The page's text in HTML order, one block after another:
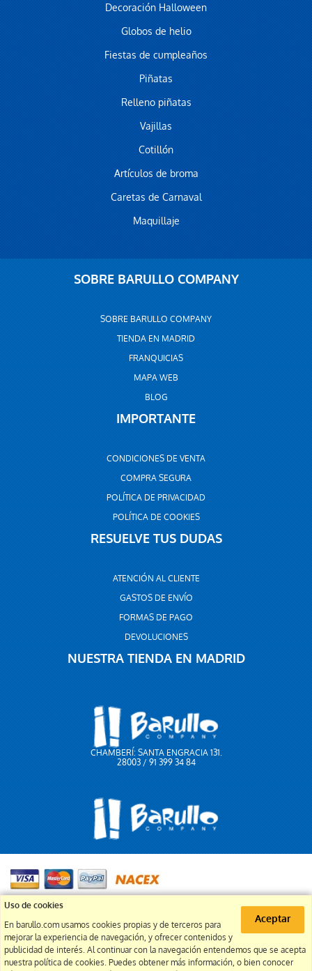
Decoración Halloween
Globos de helio
Fiestas de cumpleaños
Piñatas
Relleno piñatas
Vajillas
Cotillón
Artículos de broma
Caretas de Carnaval
Maquillaje
SOBRE BARULLO COMPANY
SOBRE BARULLO COMPANY
TIENDA EN MADRID
FRANQUICIAS
MAPA WEB
BLOG
IMPORTANTE
CONDICIONES DE VENTA
COMPRA SEGURA
POLÍTICA DE PRIVACIDAD
POLÍTICA DE COOKIES
RESUELVE TUS DUDAS
ATENCIÓN AL CLIENTE
GASTOS DE ENVÍO
FORMAS DE PAGO
DEVOLUCIONES
NUESTRA TIENDA EN MADRID
CHAMBERÍ: SANTA ENGRACIA 131.
28003 / 91 399 34 84
91 399 34 84
info@barullo.com
Aceptar
Uso de cookies
En barullo.com usamos cookies propias y de terceros para
mejorar la experiencia de navegación, y ofrecer contenidos y
publicidad de interés. Al continuar con la navegación entendemos que se acepta
nuestra política de cookies. Puedes obtener más información, o bien conocer